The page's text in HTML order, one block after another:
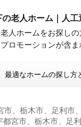
老人ホーム｜人工
人ホームをお探し
ロモーションが含ま
最適なホームの探し方
、栃木市、足利市
宮市、栃木市、足